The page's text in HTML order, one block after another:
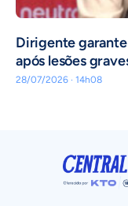
Dirigente
após lesões
28/07/2026 · 14h08